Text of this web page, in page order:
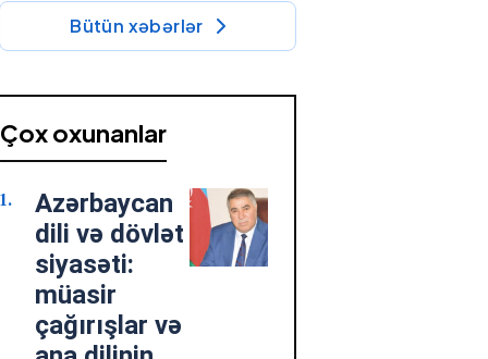
narahatdır?
"Qaçaq Süleyman" romanı tarixi-
kimi
Cəmiyyət - 10:34
Fazil Mustafadan hadisə kimi
MÜSAHİBƏ: “Onlar səadəti
Mehdinin zühurunda axtarır”
Cəmiyyət - 07 Avqust 2026 18:45
Bütün xəbərlər
Çox oxunanlar
Azərbaycan
dili və dövlət
siyasəti:
müasir
çağırışlar və